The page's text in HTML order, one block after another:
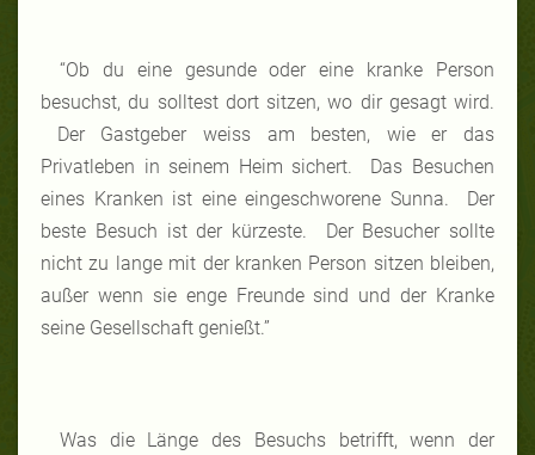
“Ob du eine gesunde oder eine kranke Person
besuchst, du solltest dort sitzen, wo dir gesagt wird.
Der Gastgeber weiss am besten, wie er das
Privatleben in seinem Heim sichert. Das Besuchen
eines Kranken ist eine eingeschworene Sunna. Der
beste Besuch ist der kürzeste. Der Besucher sollte
nicht zu lange mit der kranken Person sitzen bleiben,
außer wenn sie enge Freunde sind und der Kranke
seine Gesellschaft genießt.”
Was die Länge des Besuchs betrifft, wenn der